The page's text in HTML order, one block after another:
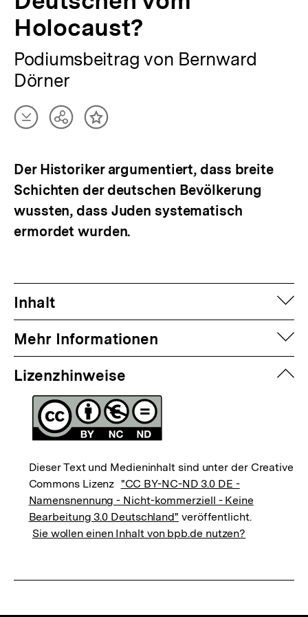
Holocaust?
Podiumsbeitrag von Bernward
Dörner
Artikel
herunterladen
TeilenInhalt
Der Historiker argumentiert, dass breite
Schichten der deutschen Bevölkerung
wussten, dass Juden systematisch
ermordet wurden.
Inhalt
Mehr Informationen
Lizenzhinweise
Dieser Text und Medieninhalt sind unter der Creative
Commons Lizenz "CC BY-NC-ND 3.0 DE -
Namensnennung - Nicht-kommerziell - Keine
Bearbeitung 3.0 Deutschland" veröffentlicht.
Sie wollen einen Inhalt von bpb.de nutzen?